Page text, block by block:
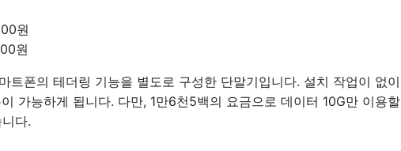
원
원
트폰의 테더링 기능을 별도로 구성한 단말기입니다. 설치 작업이 없이
가능하게 됩니다. 다만, 1만6천5백의 요금으로 데이터 10G만 이용할
다.